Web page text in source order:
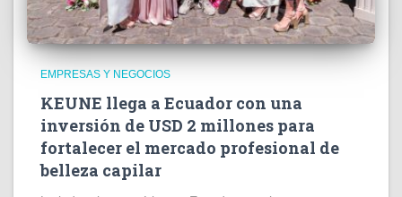
EMPRESAS Y NEGOCIOS
KEUNE llega a Ecuador con una
inversión de USD 2 millones para
fortalecer el mercado profesional de
belleza capilar